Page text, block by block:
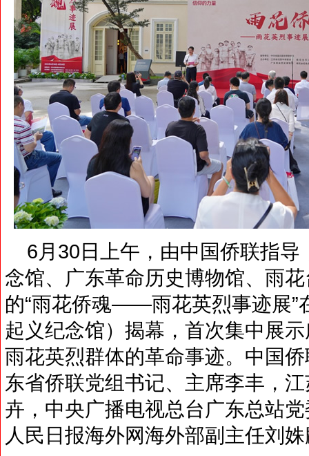
6月30日上午，由中国侨联指导
念馆、广东革命历史博物馆、雨
的“雨花侨魂——雨花英烈事迹展”
起义纪念馆）揭幕，首次集中展
雨花英烈群体的革命事迹。中国
东省侨联党组书记、主席李丰，
卉，中央广播电视总台广东总站
人民日报海外网海外部副主任刘